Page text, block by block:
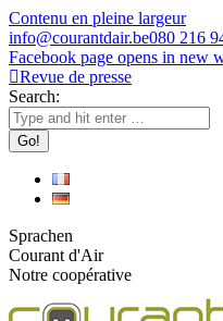
Contenu en pleine largeur
info@courantdair.be080 216
Facebook page opens in new
Revue de presse
Search:
Sprachen
Courant d'Air
Notre coopérative